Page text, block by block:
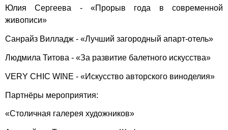
Юлия Сергеева - «Прорыв года в современной
живописи»
Санрайз Вилладж - «Лучший загородный апарт-отель»
Людмила Титова - «За развитие балетного искусства»
VERY CHIC WINE - «Искусство авторского виноделия»
Партнёры мероприятия:
«Столичная галерея художников»